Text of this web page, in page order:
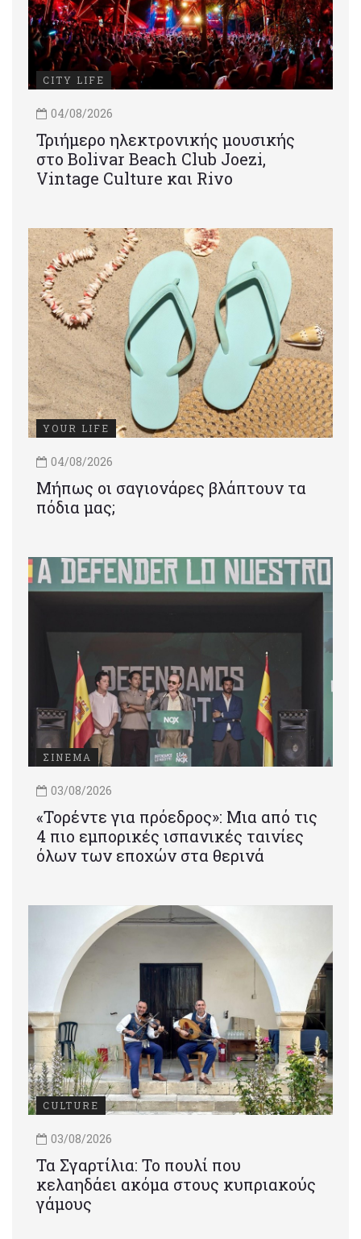
CITY LIFE
04/08/2026
Τριήμερο ηλεκτρονικής μουσικής
στο Bolivar Beach Club Joezi,
Vintage Culture και Rivo
YOUR LIFE
04/08/2026
Μήπως οι σαγιονάρες βλάπτουν τα
πόδια μας;
ΣΙΝΕΜΑ
03/08/2026
«Τορέντε για πρόεδρος»: Mια από τις
4 πιο εμπορικές ισπανικές ταινίες
όλων των εποχών στα θερινά
CULTURE
03/08/2026
Τα Σγαρτίλια: Το πουλί που
κελαηδάει ακόμα στους κυπριακούς
γάμους